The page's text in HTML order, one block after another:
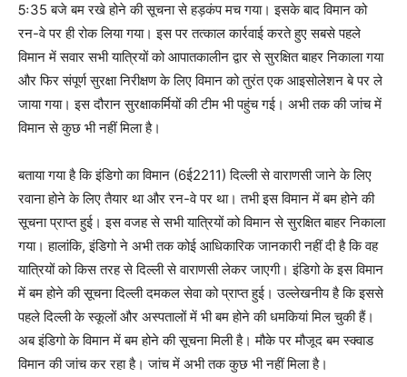
5ः35 बजे बम रखे होने की सूचना से हड़कंप मच गया। इसके बाद विमान को
रन-वे पर ही रोक लिया गया। इस पर तत्काल कार्रवाई करते हुए सबसे पहले
विमान में सवार सभी यात्रियों को आपातकालीन द्वार से सुरक्षित बाहर निकाला गया
और फिर संपूर्ण सुरक्षा निरीक्षण के लिए विमान को तुरंत एक आइसोलेशन बे पर ले
जाया गया। इस दौरान सुरक्षाकर्मियों की टीम भी पहुंच गई। अभी तक की जांच में
विमान से कुछ भी नहीं मिला है।
बताया गया है कि इंडिगो का विमान (6ई2211) दिल्ली से वाराणसी जाने के लिए
रवाना होने के लिए तैयार था और रन-वे पर था। तभी इस विमान में बम होने की
सूचना प्राप्त हुई। इस वजह से सभी यात्रियों को विमान से सुरक्षित बाहर निकाला
गया। हालांकि, इंडिगो ने अभी तक कोई आधिकारिक जानकारी नहीं दी है कि वह
यात्रियों को किस तरह से दिल्ली से वाराणसी लेकर जाएगी। इंडिगो के इस विमान
में बम होने की सूचना दिल्ली दमकल सेवा को प्राप्त हुई। उल्लेखनीय है कि इससे
पहले दिल्ली के स्कूलों और अस्पतालों में भी बम होने की धमकियां मिल चुकी हैं।
अब इंडिगो के विमान में बम होने की सूचना मिली है। मौके पर मौजूद बम स्क्वाड
विमान की जांच कर रहा है। जांच में अभी तक कुछ भी नहीं मिला है।